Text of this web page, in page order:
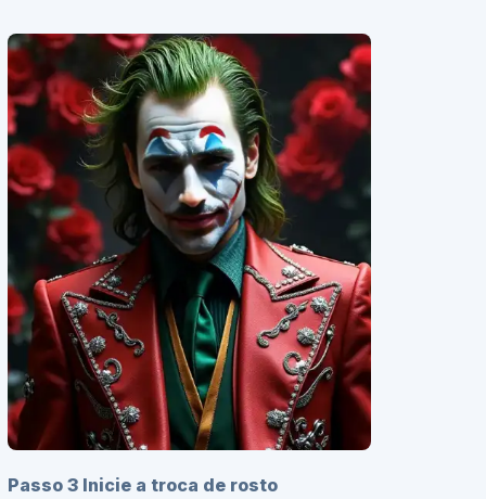
Passo 3 Inicie a troca de rosto